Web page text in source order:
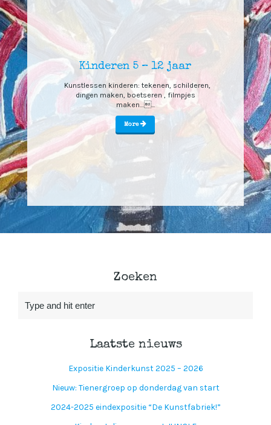
Kinderen 5 – 12 jaar
Kunstlessen kinderen: tekenen, schilderen,
dingen maken, boetseren , filmpjes
maken…...
More
Zoeken
Laatste nieuws
Expositie Kinderkunst 2025 – 2026
Nieuw: Tienergroep op donderdag van start
2024-2025 eindexpositie “De Kunstfabriek!”